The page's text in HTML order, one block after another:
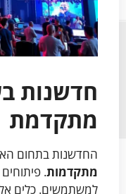
חדשנות
מתקדמת
החדשנות בתחום
מתקדמות.
למשתמשים. כלים